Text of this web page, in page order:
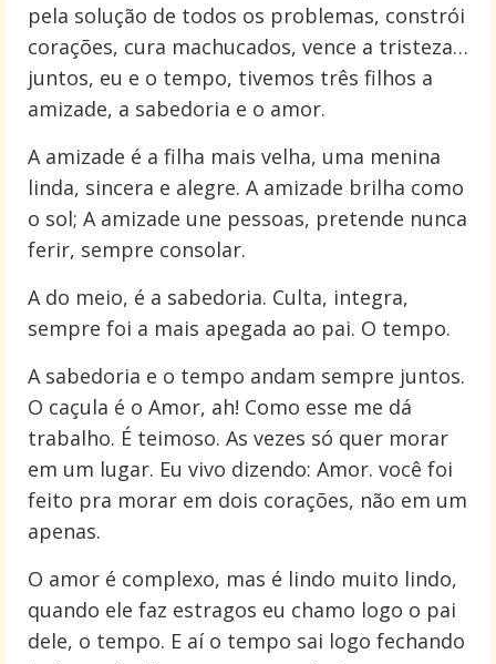
pela solução de todos os problemas, constrói
corações, cura machucados, vence a tristeza…
juntos, eu e o tempo, tivemos três filhos a
amizade, a sabedoria e o amor.
A amizade é a filha mais velha, uma menina
linda, sincera e alegre. A amizade brilha como
o sol; A amizade une pessoas, pretende nunca
ferir, sempre consolar.
A do meio, é a sabedoria. Culta, integra,
sempre foi a mais apegada ao pai. O tempo.
A sabedoria e o tempo andam sempre juntos.
O caçula é o Amor, ah! Como esse me dá
trabalho. É teimoso. As vezes só quer morar
em um lugar. Eu vivo dizendo: Amor. você foi
feito pra morar em dois corações, não em um
apenas.
O amor é complexo, mas é lindo muito lindo,
quando ele faz estragos eu chamo logo o pai
dele, o tempo. E aí o tempo sai logo fechando